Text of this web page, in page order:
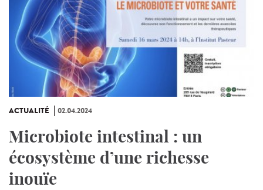
ACTUALITÉ 02.04.2024
Microbiote intestinal : un
écosystème d’une richesse
inouïe